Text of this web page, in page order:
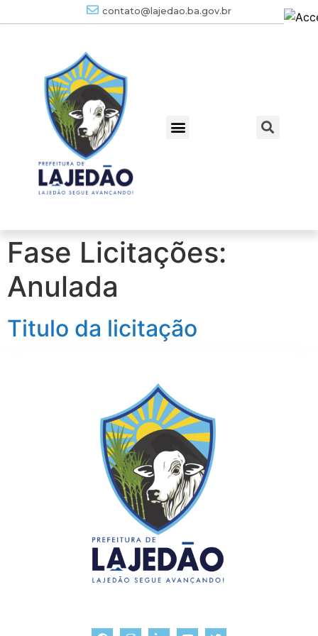
contato@lajedao.ba.gov.br
Fase Licitações:
Anulada
Titulo da licitação